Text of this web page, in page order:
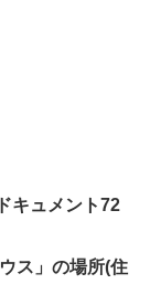
ドキュメント72
ス」の場所(住